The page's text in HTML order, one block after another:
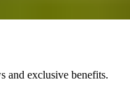
and exclusive benefits.